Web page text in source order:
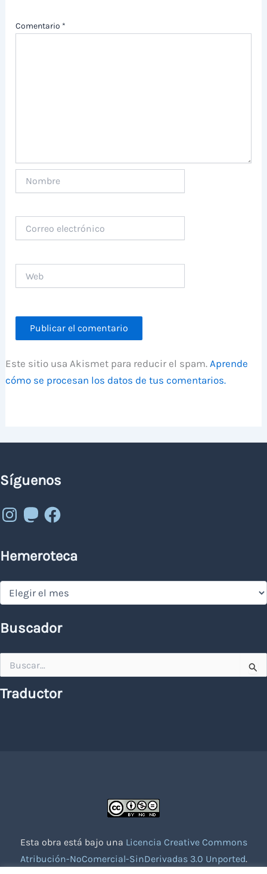
Comentario *
electrónico
Este sitio usa Akismet para reducir el spam.Aprende
cómo se procesan los datos de tus comentarios.
Síguenos
Instagram
MastodonFacebook
Hemeroteca
Hemeroteca
Buscador
por:
Traductor
Esta obra está bajo una Licencia Creative Commons
Atribución-NoComercial-SinDerivadas 3.0 Unported.